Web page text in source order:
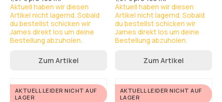
Aktuell haben wir diesen
Artikel nicht lagernd. Sobald
du bestellst schicken wir
James direkt los um deine
Bestellung abzuholen.
Zum Artikel
Aktuell haben wir diesen
Artikel nicht lagernd. Sobald
du bestellst schicken wir
James direkt los um deine
Bestellung abzuholen.
Zum Artikel
AKTUELL LEIDER NICHT AUF
LAGER
AKTUELL LEIDER NICHT AUF
LAGER